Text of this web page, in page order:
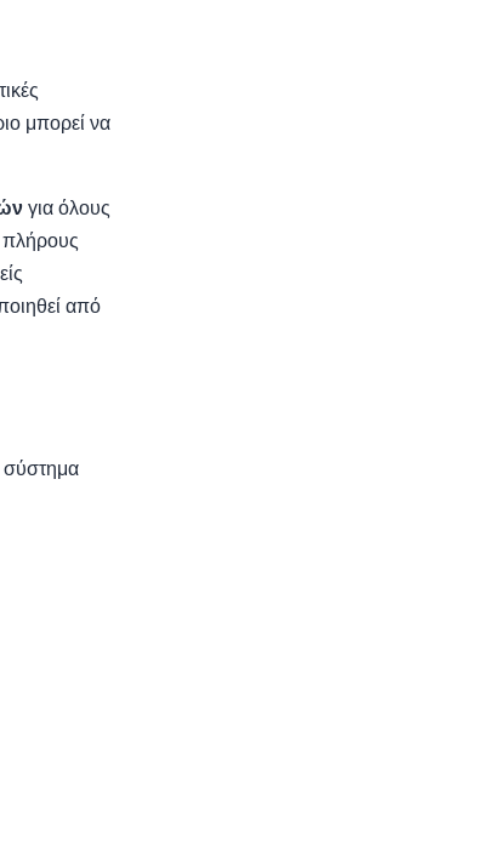
μπορεί να
για όλους
από
σύστημα